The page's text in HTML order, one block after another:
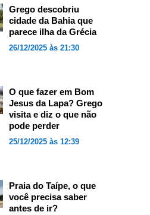
Grego descobriu
cidade da Bahia que
parece ilha da Grécia
26/12/2025 às 21:30
O que fazer em Bom
Jesus da Lapa? Grego
visita e diz o que não
pode perder
25/12/2025 às 12:39
Praia do Taípe, o que
você precisa saber
antes de ir?